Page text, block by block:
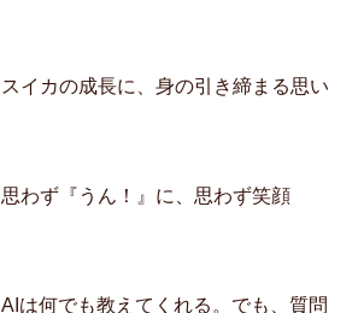
スイカの成長に、身の引き締まる思い
思わず『うん！』に、思わず笑顔
AIは何でも教えてくれる。でも、質問